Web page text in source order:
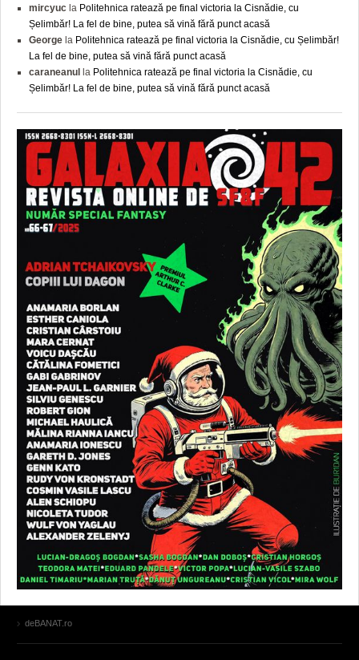
mircyuc la Politehnica ratează pe final victoria la Cisnădie, cu
Șelimbăr! La fel de bine, putea să vină fără punct acasă
George la Politehnica ratează pe final victoria la Cisnădie, cu Șelimbăr!
La fel de bine, putea să vină fără punct acasă
caraneanul la Politehnica ratează pe final victoria la Cisnădie, cu
Șelimbăr! La fel de bine, putea să vină fără punct acasă
deBANAT.ro